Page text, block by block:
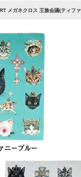
メガネクロス 王族会議(ティフ